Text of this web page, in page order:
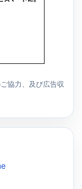
協力、及び広告収